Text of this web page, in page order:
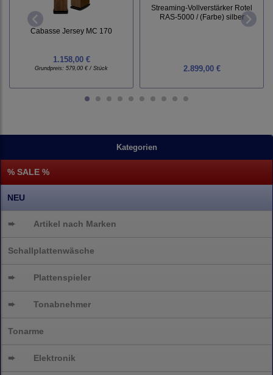
Kategorien
% SALE %
NEU
➨ Artikel nach Marken
Schallplattenwäsche
➨ Plattenspieler
➨ Tonabnehmer
Tonarme
➨ Elektronik
Cabasse Jersey MC 170
1.158,00 €
Grundpreis: 579,00 € / Stück
Streaming-Vollverstärker Rotel
RAS-5000 / (Farbe) silber
2.899,00 €